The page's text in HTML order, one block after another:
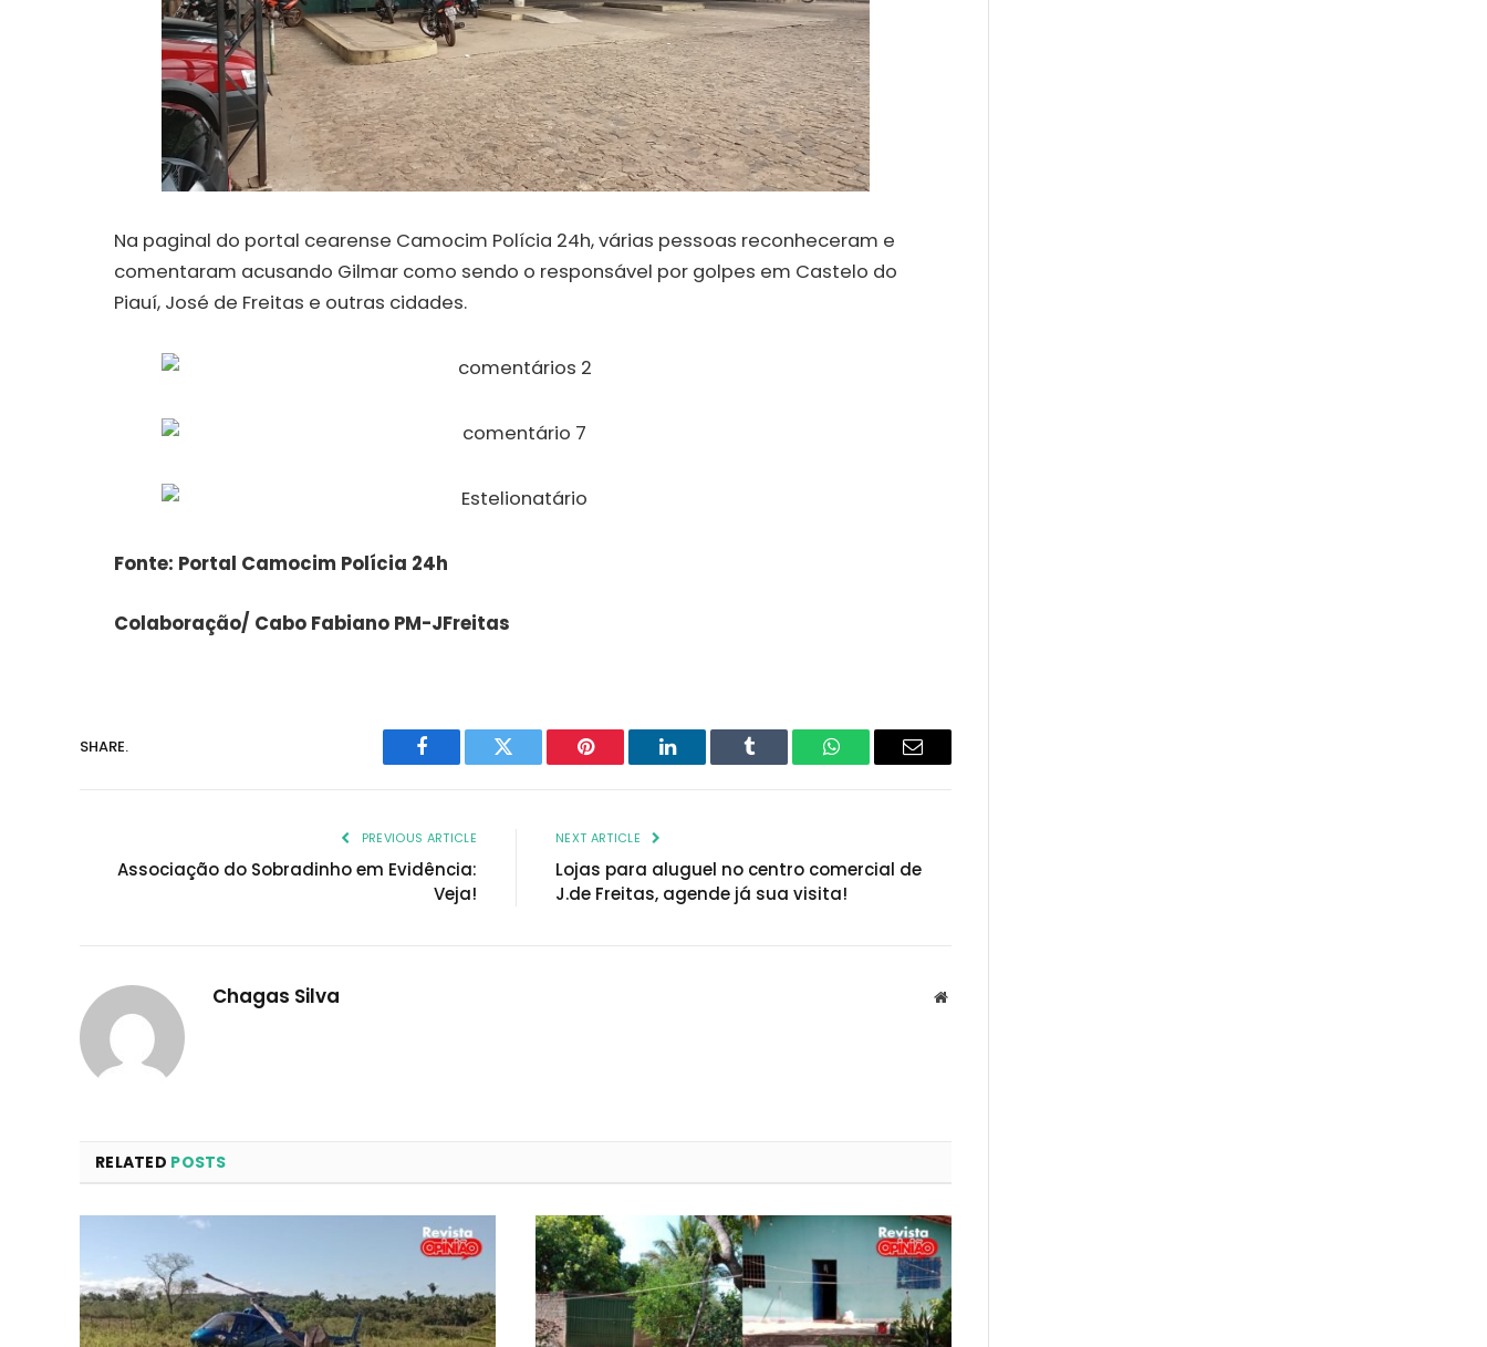
Na paginal do portal cearense Camocim Polícia 24h, várias pessoas reconheceram e
comentaram acusando Gilmar como sendo o responsável por golpes em Castelo do
Piauí, José de Freitas e outras cidades.
Fonte: Portal Camocim Polícia 24h
Colaboração/ Cabo Fabiano PM-JFreitas
SHARE.
Facebook Twitter Pinterest LinkedIn Tumblr WhatsAppEmail
PREVIOUS ARTICLE
Associação do Sobradinho em Evidência:
Veja!
NEXT ARTICLE
Lojas para aluguel no centro comercial de
J.de Freitas, agende já sua visita!
Chagas Silva Website
RELATED POSTS